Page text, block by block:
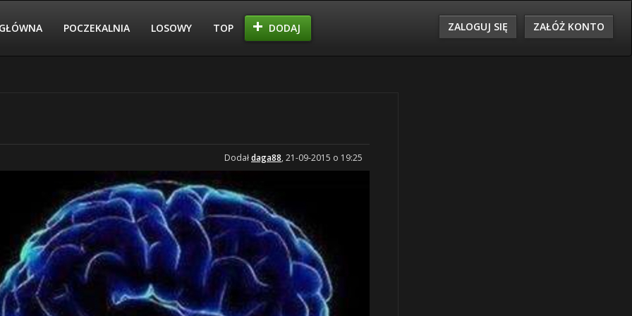
POCZEKALNIA LOSOWY TOP DODAJ ZALOGUJ SIĘ ZAŁÓŻ KONTO
Dodałdaga88, 21-09-2015 o 19:25